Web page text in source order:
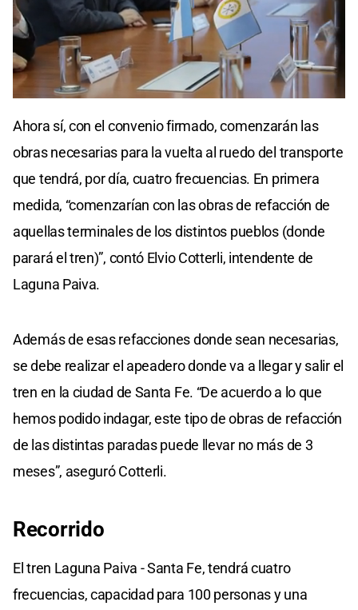
Ahora sí, con el convenio firmado, comenzarán las
obras necesarias para la vuelta al ruedo del transporte
que tendrá, por día, cuatro frecuencias. En primera
medida, “comenzarían con las obras de refacción de
aquellas terminales de los distintos pueblos (donde
parará el tren)”, contó Elvio Cotterli, intendente de
Laguna Paiva.
Además de esas refacciones donde sean necesarias,
se debe realizar el apeadero donde va a llegar y salir el
tren en la ciudad de Santa Fe. “De acuerdo a lo que
hemos podido indagar, este tipo de obras de refacción
de las distintas paradas puede llevar no más de 3
meses”, aseguró Cotterli.
Recorrido
El tren Laguna Paiva - Santa Fe, tendrá cuatro
frecuencias, capacidad para 100 personas y una